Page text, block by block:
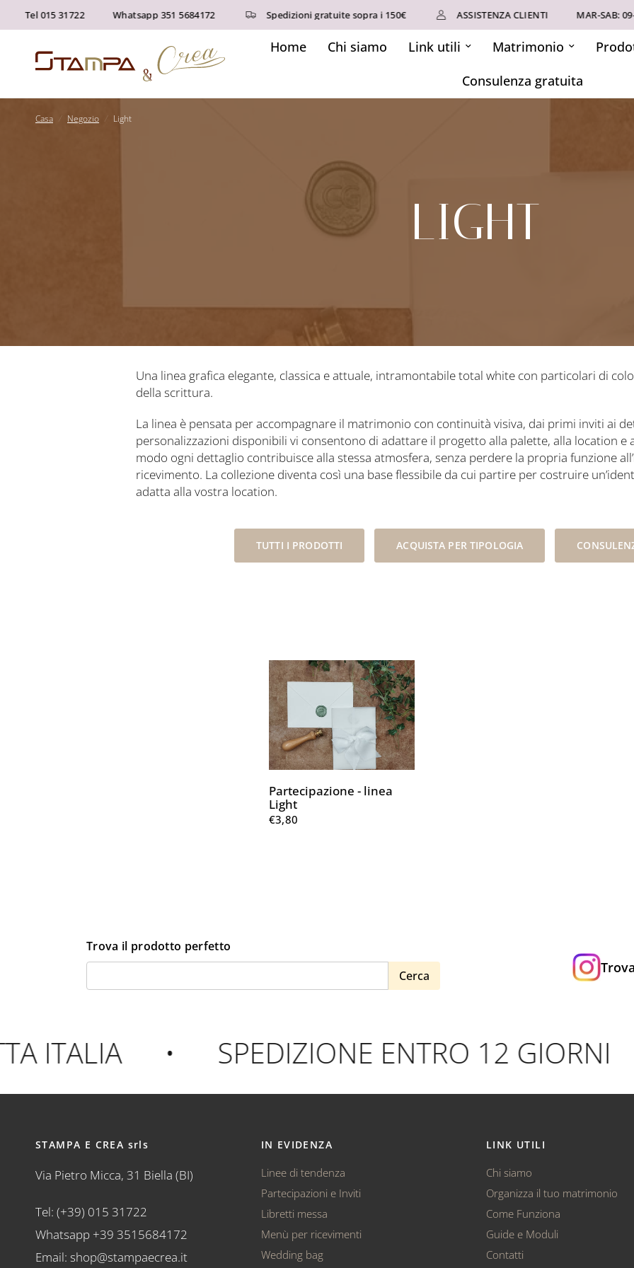
Tel 015 31722 Whatsapp 351 5684172 Spedizioni gratuite sopra i 150€ ASSISTENZA CLIENTI MAR-SAB: 09-19
Home Chi siamo Link utili Matrimonio
Consulenza gratuita
Casa / Negozio / Light
LIGHT
Una linea grafica elegante, classica e attuale, intramontabile total white con particolari di
della scrittura.
La linea è pensata per accompagnare il matrimonio con continuità visiva, dai primi inviti ai
personalizzazioni disponibili vi consentono di adattare il progetto alla palette, alla location e
modo ogni dettaglio contribuisce alla stessa atmosfera, senza perdere la propria funzione
ricevimento. La collezione diventa così una base flessibile da cui partire per costruire
adatta alla vostra location.
TUTTI I PRODOTTI ACQUISTA PER TIPOLOGIA
Partecipazione - linea
Light
€3,80
Trova il prodotto perfetto
Cerca
ITALIA SPEDIZIONE ENTRO 12 GIORNI
STAMPA E CREA srls
Via Pietro Micca, 31 Biella (BI)
Tel: (+39) 015 31722
Whatsapp +39 3515684172
Email: shop@stampaecrea.it
IN EVIDENZA
Linee di tendenza
Partecipazioni e Inviti
Libretti messa
Menù per ricevimenti
Wedding bag
LINK UTILI
Chi siamo
Organizza il tuo matrimonio
Come Funziona
Guide e Moduli
Contatti